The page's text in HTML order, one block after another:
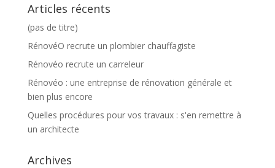
Articles récents
(pas de titre)
RénovéO recrute un plombier chauffagiste
Rénovéo recrute un carreleur
Rénovéo : une entreprise de rénovation générale et
bien plus encore
Quelles procédures pour vos travaux : s'en remettre à
un architecte
Archives